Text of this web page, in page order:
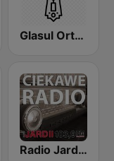
Glasul Ortodoxiei
Radio Jard 2